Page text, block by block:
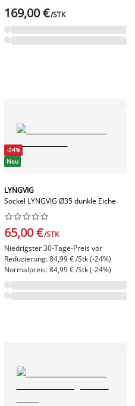
169,00 €/STK
-24%
Neu
LYNGVIG
Sockel LYNGVIG Ø35 dunkle Eiche






65,00 €/STK
Niedrigster 30-Tage-Preis vor
Reduzierung: 84,99 € /Stk (-24%)
Normalpreis: 84,99 € /Stk (-24%)